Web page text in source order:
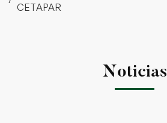
CETAPAR
Noticias